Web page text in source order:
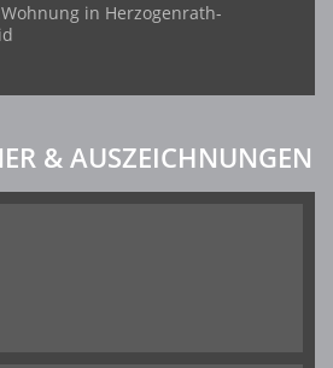
in Herzogenrath-
& AUSZEICHNUNGEN